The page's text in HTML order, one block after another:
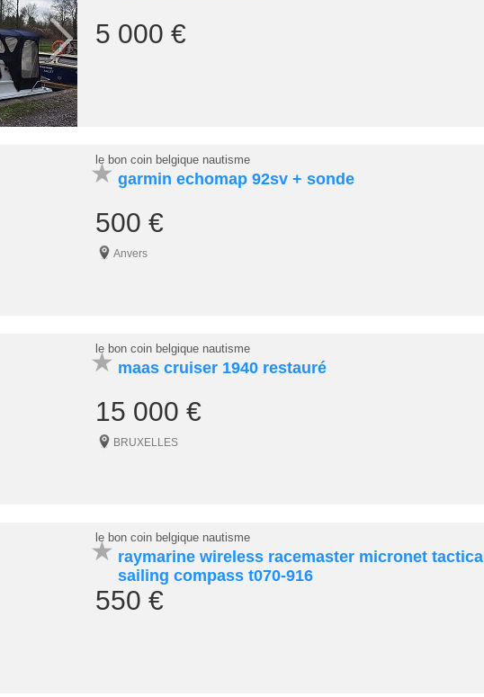
5 000 €
garmin echomap 92sv + sonde
le bon coin belgique nautisme
500 €
Anvers
★
maas cruiser 1940 restauré
le bon coin belgique nautisme
15 000 €
BRUXELLES
★
raymarine wireless racemaster micronet tactical
sailing compass t070-916
le bon coin belgique nautisme
550 €
★